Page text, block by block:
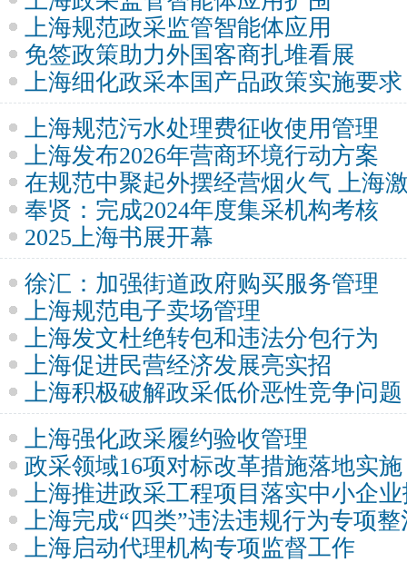
上海规范政采监管智能体应用
免签政策助力外国客商扎堆看展
上海细化政采本国产品政策实施要求
上海规范污水处理费征收使用管理
上海发布2026年营商环境行动方案
在规范中聚起外摆经营烟火气 上海
奉贤：完成2024年度集采机构考核
2025上海书展开幕
徐汇：加强街道政府购买服务管理
上海规范电子卖场管理
上海发文杜绝转包和违法分包行为
上海促进民营经济发展亮实招
上海积极破解政采低价恶性竞争问题
上海强化政采履约验收管理
政采领域16项对标改革措施落地实施
上海推进政采工程项目落实中小企
上海完成“四类”违法违规行为专项
上海启动代理机构专项监督工作